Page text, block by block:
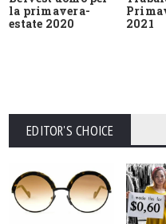
la primavera-
estate 2020
2021
EDITOR'S CHOICE